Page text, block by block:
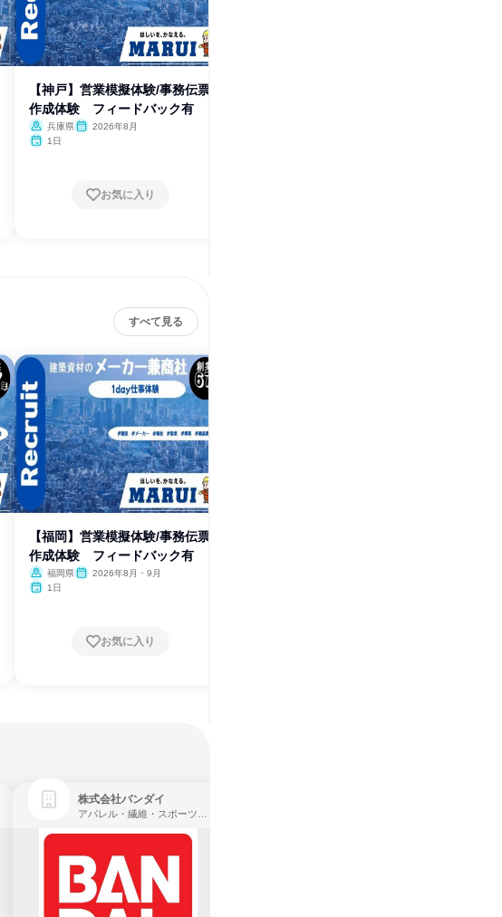
【神戸】営業模擬体験/事務伝票
作成体験 フィードバック有
兵庫県
2026年8月
1日
お気に入り
すべて見る
【福岡】営業模擬体験/事務伝票
作成体験 フィードバック有
福岡県
2026年8月・9月
1日
お気に入り
株式会社バンダイ